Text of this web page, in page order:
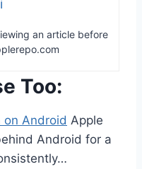
an article before
Too:
on Android Apple
Android for a